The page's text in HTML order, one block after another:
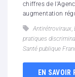
chiffres de
augmentation
Antirétroviraux,
pratiques
Santé publique
EN SAVOIR